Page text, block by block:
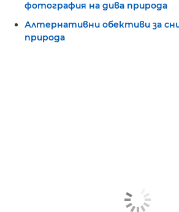
фотография на дива природа
Алтернативни обективи за
природа